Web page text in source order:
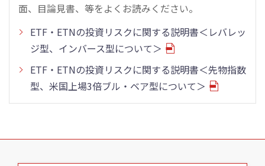
面、目論見書、等をよくお読みください。
ETF・ETNの投資リスクに関する説明書＜レバレッ
ジ型、インバース型について＞
ETF・ETNの投資リスクに関する説明書＜先物指数
型、米国上場3倍ブル・ベア型について＞
こ